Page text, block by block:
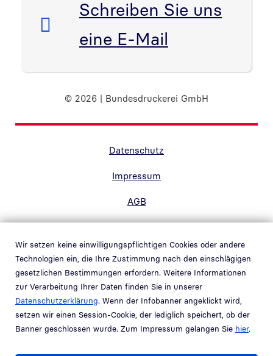
Wir setzen keine einwilligungspflichtigen Cookies oder andere
Technologien ein, die Ihre Zustimmung nach den einschlägigen
gesetzlichen Bestimmungen erfordern. Weitere Informationen
zur Verarbeitung Ihrer Daten finden Sie in unserer
Datenschutzerklärung. Wenn der Infobanner angeklickt wird,
setzen wir einen Session-Cookie, der lediglich speichert, ob der
Banner geschlossen wurde. Zum Impressum gelangen Sie hier.
E-Mail:
Schreiben Sie uns
eine E-Mail
© 2026 | Bundesdruckerei GmbH
Datenschutz
Impressum
AGB
Kontakt
Hinweisgebersystem
Link in neuem Fenster öffnen
Whistleblower system